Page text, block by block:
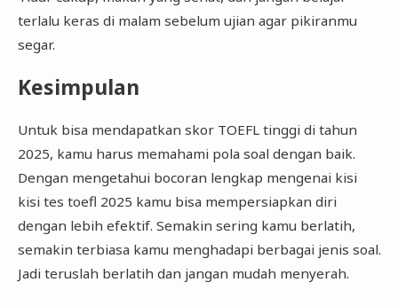
terlalu keras di malam sebelum ujian agar pikiranmu
segar.
Kesimpulan
Untuk bisa mendapatkan skor TOEFL tinggi di tahun
2025, kamu harus memahami pola soal dengan baik.
Dengan mengetahui bocoran lengkap mengenai kisi
kisi tes toefl 2025 kamu bisa mempersiapkan diri
dengan lebih efektif. Semakin sering kamu berlatih,
semakin terbiasa kamu menghadapi berbagai jenis soal.
Jadi teruslah berlatih dan jangan mudah menyerah.